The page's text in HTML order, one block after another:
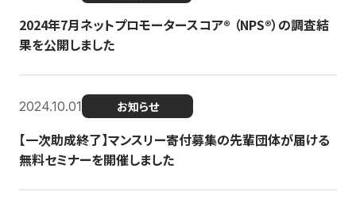
2024年7月ネットプロモータースコア®︎ （NPS®︎）の調査結
果を公開しました
2024.10.01 お知らせ
【一次助成終了】マンスリー寄付募集の先輩団体が届ける
無料セミナーを開催しました